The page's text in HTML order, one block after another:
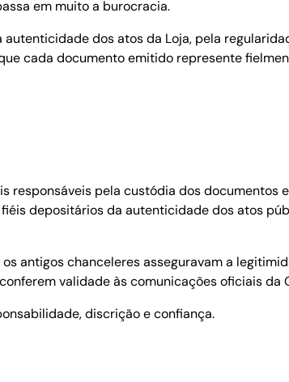
em muito a burocracia.
autenticidade dos atos da Loja, pela
cada documento emitido represente
responsáveis pela custódia dos documentos
depositários da autenticidade dos atos
antigos chanceleres asseguravam a
validade às comunicações oficiais da
discrição e confiança.